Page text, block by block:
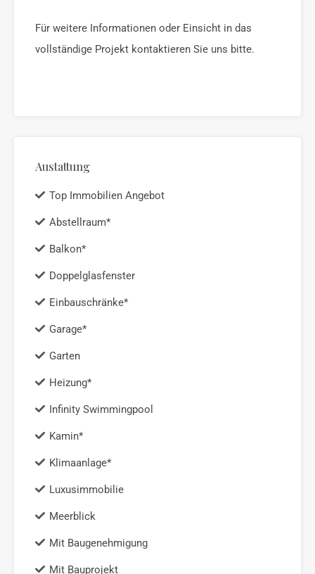
Für weitere Informationen oder Einsicht in das
vollständige Projekt kontaktieren Sie uns bitte.
Austattung
Top Immobilien Angebot
Abstellraum*
Balkon*
Doppelglasfenster
Einbauschränke*
Garage*
Garten
Heizung*
Infinity Swimmingpool
Kamin*
Klimaanlage*
Luxusimmobilie
Meerblick
Mit Baugenehmigung
Mit Bauprojekt